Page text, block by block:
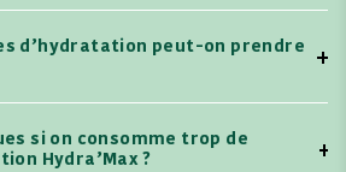
d’hydratation peut-on prendre
si on consomme trop de
Hydra’Max ?